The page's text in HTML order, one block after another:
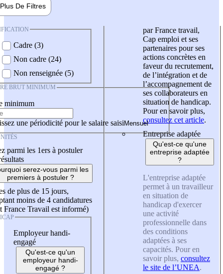
Plus De Filtres
Cadre (3)
Non cadre (24)
Non renseignée (5)
BRUT MINIMUM
minimum
une périodicité pour le salaire saisi
parmi les 1ers à postuler
serez-vous parmi les
premiers à postuler ?
de plus de 15 jours,
moins de 4 candidatures
France Travail est informé)
Employeur handi-
engagé
Qu'est-ce qu'un
employeur handi-
engagé ?
par France travail,
Cap emploi et ses
partenaires pour ses
actions concrètes en
faveur du recrutement,
de l’intégration et de
l’accompagnement de
ses collaborateurs en
situation de handicap.
Pour en savoir plus,
consultez cet article.
Entreprise adaptée
Qu'est-ce qu'une
entreprise adaptée
?
L'entreprise adaptée
permet à un travailleur
en situation de
handicap d'exercer
une activité
professionnelle dans
des conditions
adaptées à ses
capacités. Pour en
savoir plus, consultez
le site de l’UNEA.